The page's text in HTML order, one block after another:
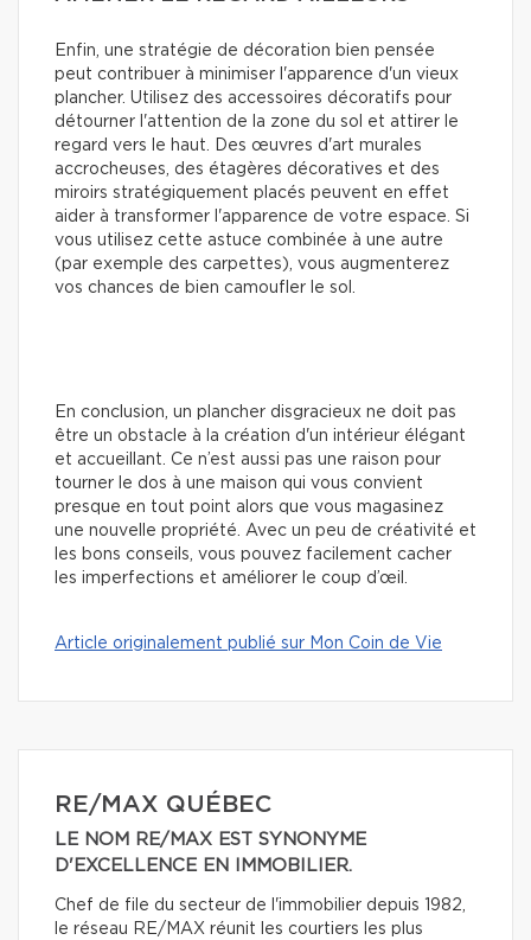
Enfin, une stratégie de décoration bien pensée
peut contribuer à minimiser l'apparence d'un vieux
plancher. Utilisez des accessoires décoratifs pour
détourner l'attention de la zone du sol et attirer le
regard vers le haut. Des œuvres d'art murales
accrocheuses, des étagères décoratives et des
miroirs stratégiquement placés peuvent en effet
aider à transformer l'apparence de votre espace. Si
vous utilisez cette astuce combinée à une autre
(par exemple des carpettes), vous augmenterez
vos chances de bien camoufler le sol.
En conclusion, un plancher disgracieux ne doit pas
être un obstacle à la création d'un intérieur élégant
et accueillant. Ce n’est aussi pas une raison pour
tourner le dos à une maison qui vous convient
presque en tout point alors que vous magasinez
une nouvelle propriété. Avec un peu de créativité et
les bons conseils, vous pouvez facilement cacher
les imperfections et améliorer le coup d’œil.
Article originalement publié sur Mon Coin de Vie
RE/MAX QUÉBEC
LE NOM RE/MAX EST SYNONYME
D'EXCELLENCE EN IMMOBILIER.
Chef de file du secteur de l'immobilier depuis 1982,
le réseau RE/MAX réunit les courtiers les plus